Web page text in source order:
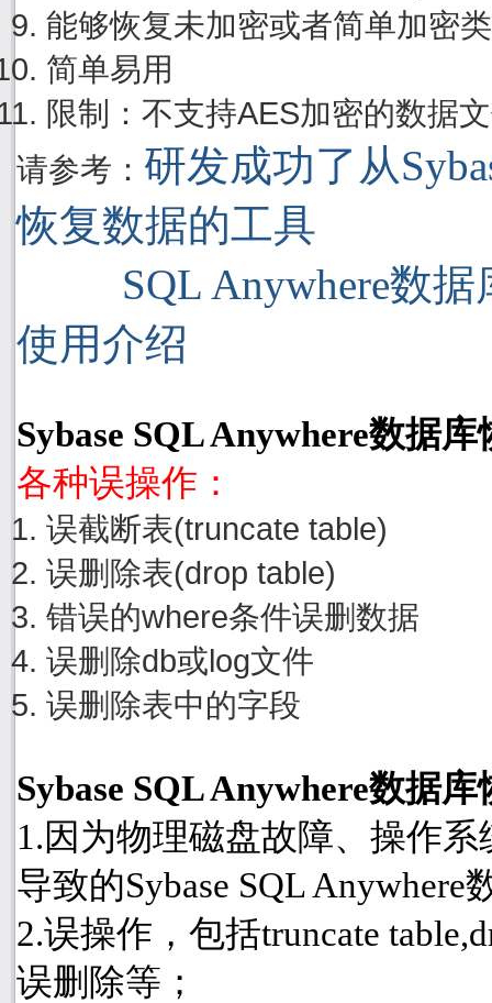
能够恢复未加密或者简单加密
简单易用
限制：不支持AES加密的数据
请参考： 研发成功了从
恢复数据的工具
SQL Anywhere数
使用介绍
Sybase SQL Anywhere数据
各种误操作：
误截断表(truncate table)
误删除表(drop table)
错误的where条件误删数据
误删除db或log文件
误删除表中的字段
Sybase SQL Anywhere数据
1.因为物理磁盘故障、操作
导致的Sybase SQL
2.误操作，包括truncate
误删除等；